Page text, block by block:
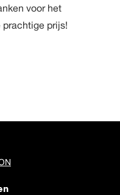
voor het
prachtige prijs!